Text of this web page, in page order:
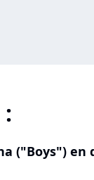
("Boys") en